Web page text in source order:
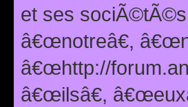
et ses
â€œnotreâ€,
â€œhttp://
â€œilsâ€,